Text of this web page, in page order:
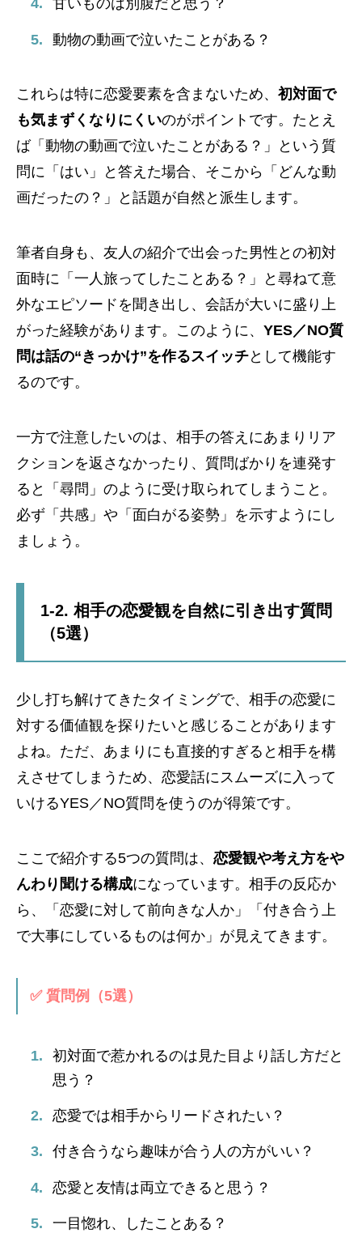
甘いものは別腹だと思う？
動物の動画で泣いたことがある？
これらは特に恋愛要素を含まないため、 初対面で
も気まずくなりにくいのがポイントです。たとえ
ば「動物の動画で泣いたことがある？」という質
問に「はい」と答えた場合、そこから「どんな動
画だったの？」と話題が自然と派生します。
筆者自身も、友人の紹介で出会った男性との初対
面時に「一人旅ってしたことある？」と尋ねて意
外なエピソードを聞き出し、会話が大いに盛り上
がった経験があります。このように、 YES／NO質
問は話の“きっかけ”を作るスイッチとして機能す
るのです。
一方で注意したいのは、相手の答えにあまりリア
クションを返さなかったり、質問ばかりを連発す
ると「尋問」のように受け取られてしまうこと。
必ず「共感」や「面白がる姿勢」を示すようにし
ましょう。
1-2. 相手の恋愛観を自然に引き出す質問
（5選）
少し打ち解けてきたタイミングで、相手の恋愛に
対する価値観を探りたいと感じることがあります
よね。ただ、あまりにも直接的すぎると相手を構
えさせてしまうため、恋愛話にスムーズに入って
いけるYES／NO質問を使うのが得策です。
ここで紹介する5つの質問は、 恋愛観や考え方をや
んわり聞ける構成になっています。相手の反応か
ら、「恋愛に対して前向きな人か」「付き合う上
で大事にしているものは何か」が見えてきます。
✅ 質問例（5選）
初対面で惹かれるのは見た目より話し方だと
思う？
恋愛では相手からリードされたい？
付き合うなら趣味が合う人の方がいい？
恋愛と友情は両立できると思う？
一目惚れ、したことある？